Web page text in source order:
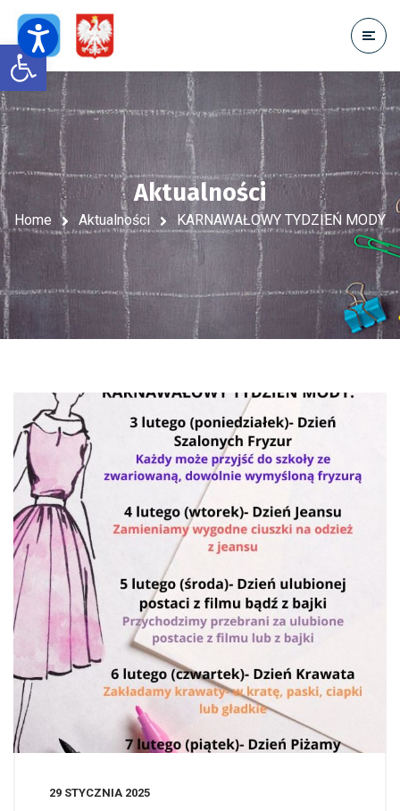
Open toolbar
Aktualności
Home Aktualności KARNAWAŁOWY TYDZIEŃ MODY
29 STYCZNIA 2025